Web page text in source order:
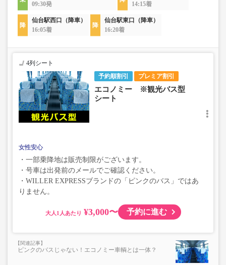
09:30発
14:15着
仙台駅西口（降車）
16:05着
仙台駅東口（降車）
16:20着
予約順割引 プレミア割引
4列シート
エコノミー ※観光バス型
シート
女性安心
・一部乗降地は販売制限がございます。
・号車は出発前のメールでご確認ください。
・WILLER EXPRESSブランドの「ピンクのバス」ではあ
りません。
大人 ¥3,000〜 予約に進む
ピンクのバスじゃない！エコノミー車輌とは一体？